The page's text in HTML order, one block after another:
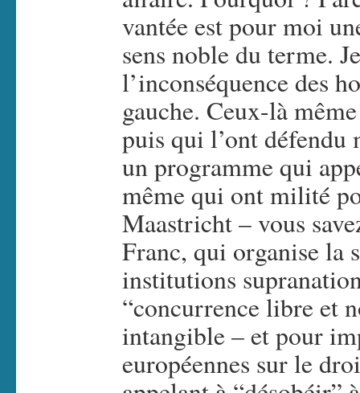
vantée est pour moi
sens noble du terme.
l’inconséquence des
gauche. Ceux-là
puis qui l’ont défendu
un programme qui
même qui ont milité
Maastricht – vous
Franc, qui organise la
institutions
“concurrence libre et
intangible – et pour
européennes sur le